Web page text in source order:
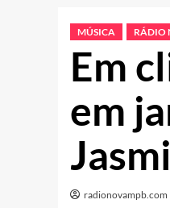
MÚSICA RÁDIO
Em
em
radionovampb.com